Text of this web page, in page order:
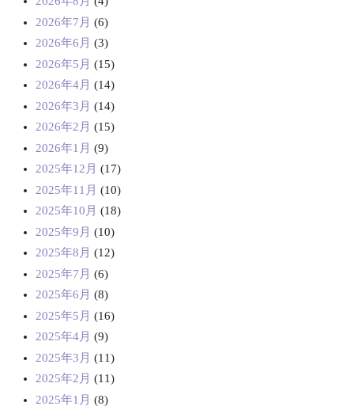
2026年7月 (6)
2026年6月 (3)
2026年5月 (15)
2026年4月 (14)
2026年3月 (14)
2026年2月 (15)
2026年1月 (9)
2025年12月 (17)
2025年11月 (10)
2025年10月 (18)
2025年9月 (10)
2025年8月 (12)
2025年7月 (6)
2025年6月 (8)
2025年5月 (16)
2025年4月 (9)
2025年3月 (11)
2025年2月 (11)
2025年1月 (8)